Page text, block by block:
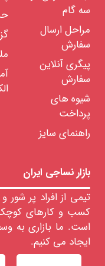
الیاف
پلی
پروپیلن
الیاف
پلی
اتیلن
الیاف
لاکرا
الیاف
نیمه
مصنوعی
رنگرزی
آزمایشگاهی
الیاف
رنگ
های
نساجی
مواد
تعاونی
نساجی
سه گام
مراحل ارسال
سفارش
پیگری آنلاین
سفارش
شیوه های
پرداخت
راهنمای سایز
بازار نساجی ایران
تیمی از افراد پر
کسب و کارهای
است. ما بازاری به
ایجاد می کنیم.